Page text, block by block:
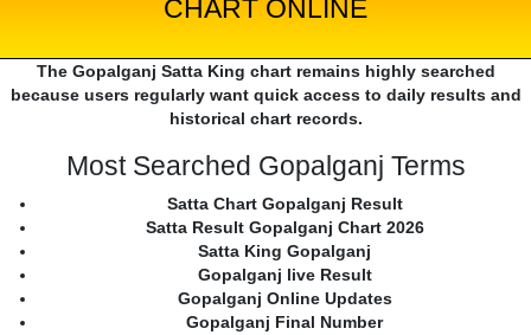
CHART ONLINE
The Gopalganj Satta King chart remains highly searched
because users regularly want quick access to daily results and
historical chart records.
Most Searched Gopalganj Terms
Satta Chart Gopalganj Result
Satta Result Gopalganj Chart 2026
Satta King Gopalganj
Gopalganj live Result
Gopalganj Online Updates
Gopalganj Final Number